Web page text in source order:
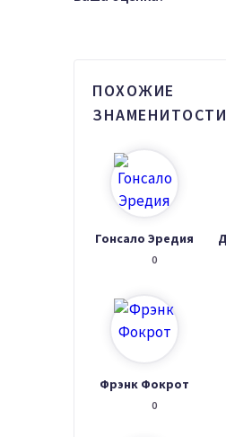
ПОХОЖИЕ
ЗНАМЕНИТОСТИ
Гонсало Эредия
0
Фрэнк Фокрот
0